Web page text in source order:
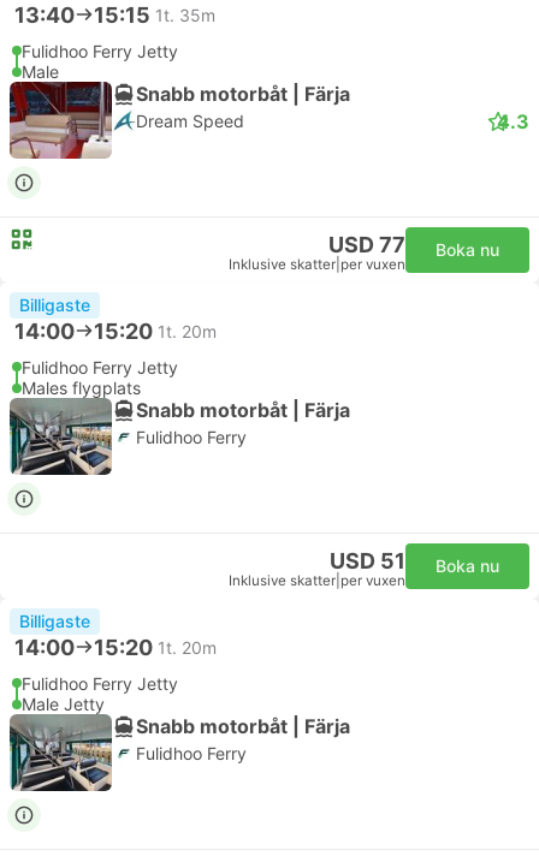
13:40 15:15 1t. 35m
Fulidhoo Ferry Jetty
Male
Snabb motorbåt | Färja
Dream Speed 4.3
USD 77
Inklusive skatter per vuxen
Boka nu
Billigaste
14:00 15:20 1t. 20m
Fulidhoo Ferry Jetty
Males flygplats
Snabb motorbåt | Färja
Fulidhoo Ferry
USD 51
Inklusive skatter per vuxen
Boka nu
Billigaste
14:00 15:20 1t. 20m
Fulidhoo Ferry Jetty
Male Jetty
Snabb motorbåt | Färja
Fulidhoo Ferry